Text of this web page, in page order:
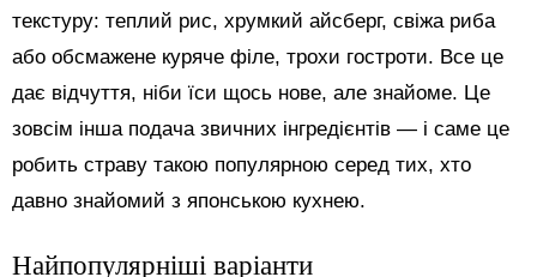
текстуру: теплий рис, хрумкий айсберг, свіжа риба
або обсмажене куряче філе, трохи гостроти. Все це
дає відчуття, ніби їси щось нове, але знайоме. Це
зовсім інша подача звичних інгредієнтів — і саме це
робить страву такою популярною серед тих, хто
давно знайомий з японською кухнею.
Найпопулярніші варіанти